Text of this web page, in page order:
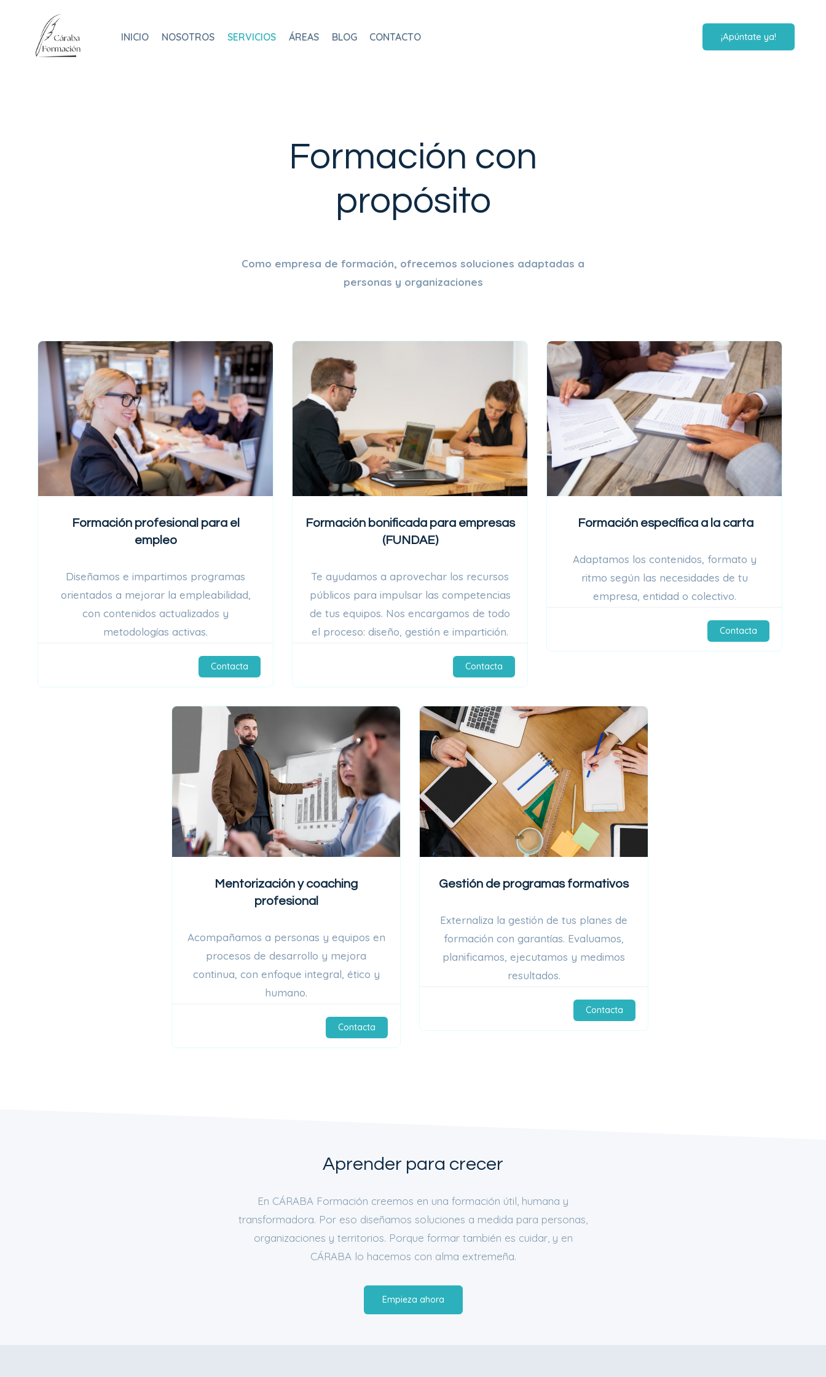
contenido
INICIO NOSOTROS SERVICIOS ÁREAS BLOG CONTACTO ¡Apúntate ya!
Formación con
propósito
Como empresa de formación, ofrecemos soluciones adaptadas a
personas y organizaciones
$219
Formación profesional para el
empleo
Diseñamos e impartimos programas
orientados a mejorar la empleabilidad,
con contenidos actualizados y
metodologías activas.
Contacta
$219
Formación bonificada para empresas
(FUNDAE)
Te ayudamos a aprovechar los recursos
públicos para impulsar las competencias
de tus equipos. Nos encargamos de todo
el proceso: diseño, gestión e impartición.
Contacta
$219
Formación específica a la carta
Adaptamos los contenidos, formato y
ritmo según las necesidades de tu
empresa, entidad o colectivo.
Contacta
Mentorización y coaching
profesional
Acompañamos a personas y equipos en
procesos de desarrollo y mejora
continua, con enfoque integral, ético y
humano.
Contacta
$219
Gestión de programas formativos
Externaliza la gestión de tus planes de
formación con garantías. Evaluamos,
planificamos, ejecutamos y medimos
resultados.
Contacta
Aprender para crecer
En CÁRABA Formación creemos en una formación útil, humana y
transformadora. Por eso diseñamos soluciones a medida para personas,
organizaciones y territorios. Porque formar también es cuidar, y en
CÁRABA lo hacemos con alma extremeña.
Empieza ahora